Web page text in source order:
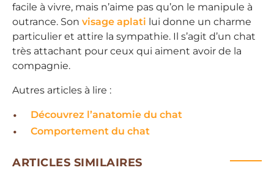
facile à vivre, mais n’aime pas qu’on le manipule à
outrance. Son visage aplati lui donne un charme
particulier et attire la sympathie. Il s’agit d’un chat
très attachant pour ceux qui aiment avoir de la
compagnie.
Autres articles à lire :
Découvrez l’anatomie du chat
Comportement du chat
ARTICLES SIMILAIRES